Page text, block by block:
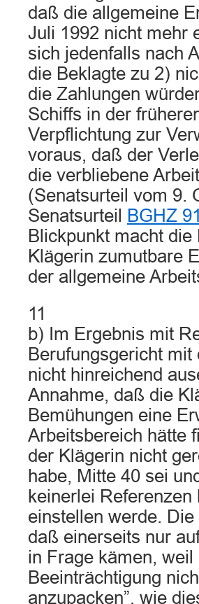
daß die allgemeine
Juli 1992 nicht mehr
sich jedenfalls nach
die Beklagte zu 2)
die Zahlungen
Schiffs in der
Verpflichtung zur
voraus, daß der
die verbliebene
(Senatsurteil vom 9.
Senatsurteil
BGHZ
Blickpunkt macht
Klägerin zumutbare
der allgemeine
11
b) Im Ergebnis mit
Berufungsgericht
nicht hinreichend
Annahme, daß die
Bemühungen eine
Arbeitsbereich hätte
der Klägerin nicht
habe, Mitte 40 sei
keinerlei
einstellen werde.
daß einerseits nur
in Frage kämen,
Beeinträchtigung
anzupacken”, wie